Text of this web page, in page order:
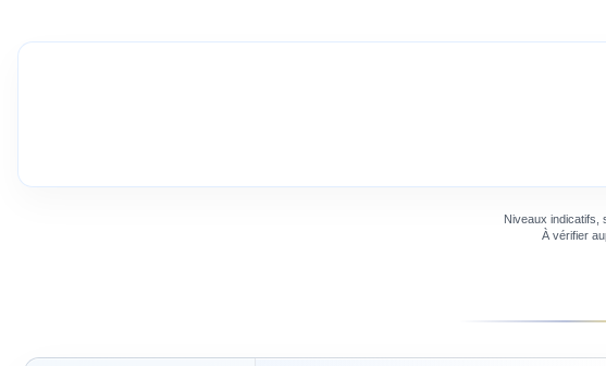
Niveaux indicatifs,
À vérifier